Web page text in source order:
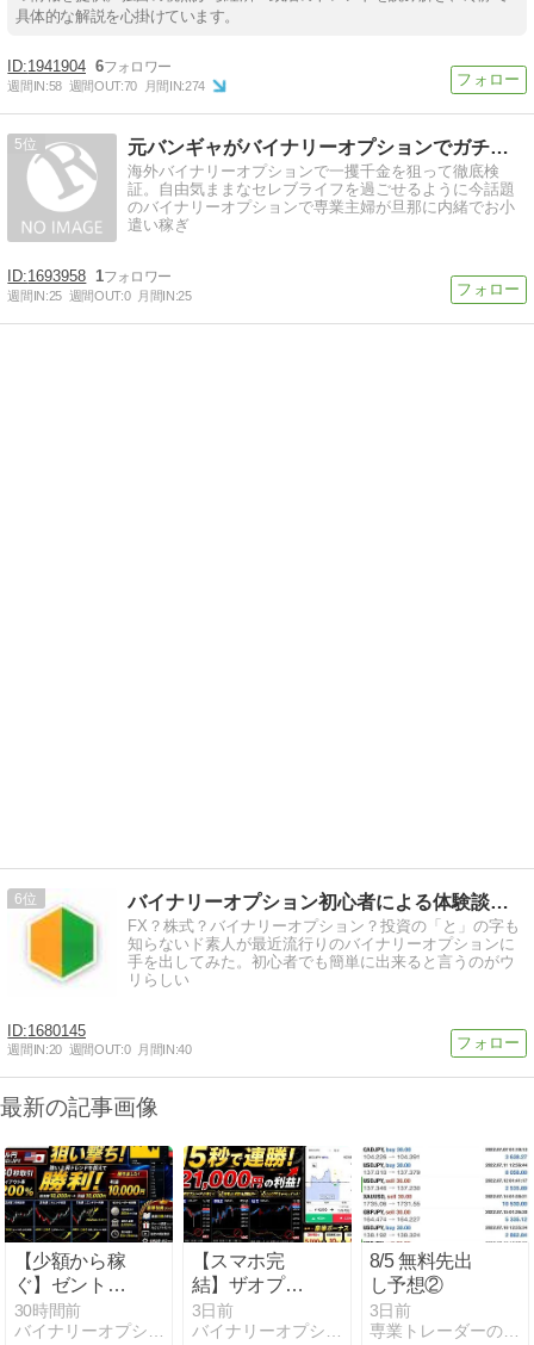
具体的な解説を心掛けています。
1941904 6
週間IN:58 週間OUT:70 月間IN:274
5 元バンギャがバイナリーオプションでガチ検証!!
海外バイナリーオプションで一攫千金を狙って徹底検
証。自由気ままなセレブライフを過ごせるように今話題
のバイナリーオプションで専業主婦が旦那に内緒でお小
遣い稼ぎ
1693958 1
週間IN:25 週間OUT:0 月間IN:25
6 バイナリーオプション初心者による体験談。バイナリーの始め方
FX？株式？バイナリーオプション？投資の「と」の字も
知らないド素人が最近流行りのバイナリーオプションに
手を出してみた。初心者でも簡単に出来ると言うのがウ
リらしい
1680145
週間IN:20 週間OUT:0 月間IN:40
最新の記事画像
【少額から稼
ぐ】ゼントレ
ーダーの30秒
取引で勝率ア
30時間前
【スマホ完
結】ザオプシ
ョン15秒取引
で1分未満に
3日前
8/5 無料先出
し予想②
3日前
専業トレーダーの裏情報